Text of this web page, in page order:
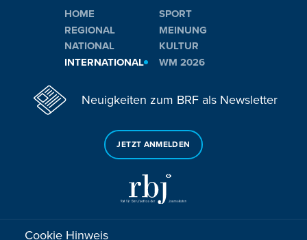
HOME
REGIONAL
NATIONAL
INTERNATIONAL
SPORT
MEINUNG
KULTUR
WM 2026
Neuigkeiten zum BRF als Newsletter
JETZT ANMELDEN
Sie haben noch Fragen oder Anmerkungen?
Cookie Hinweis